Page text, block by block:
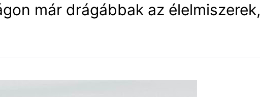
már drágábbak az élelmiszerek,